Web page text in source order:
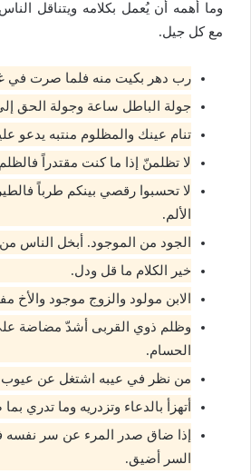
وما أهمه أن يُعمل بكلامه ويتناقل
مع كل جيل.
رب دهر بكيت منه فلما صرت في
جولة الباطل ساعة وجولة الحق
تنام عينك والمظلوم منتبه يدعو
لا تظلمنّ إذا ما كنت مقتدراً
لا تحسبوا رقصي بينكم طرباً
الألم.
الجود من الموجود. أبخل الناس
خير الكلام ما قل ودل.
الابن مولود والزوج موجود والأخ
وظلم ذوي القربى أشدّ مضاضة
الحسام.
من نظر في عيبه اشتغل عن عيوب
أتهزأ بالدعاء وتزدريه وما تدري
إذا ضاق صدر المرء عن سر نفسه
السر أضيق.